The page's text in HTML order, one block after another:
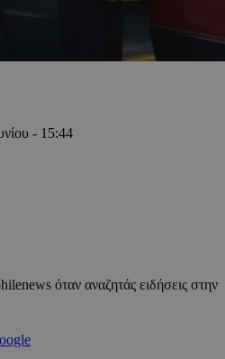
- 15:44
όταν αναζητάς ειδήσεις στην